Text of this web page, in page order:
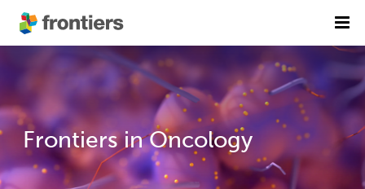
精选潜力期刊
前沿专刊
科研诚信
Frontiers in Oncology